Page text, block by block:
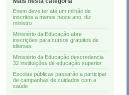
Enem deve ter até um milhão de
inscritos a menos neste ano, diz
ministro
Ministério da Educação abre
inscrições para cursos gratuitos de
idiomas
Ministério da Educação descredencia
32 instituições de educação superior
Escolas públicas passarão a participar
de campanhas de cuidados com a
saúde